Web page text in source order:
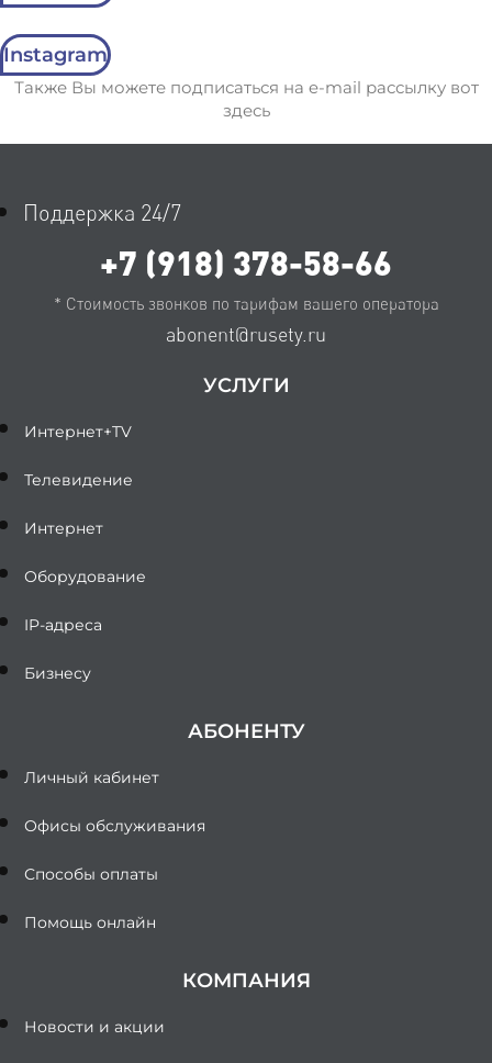
Instagram
Также Вы можете подписаться на e-mail рассылку вот
здесь
Поддержка 24/7
+7 (918) 378-58-66
* Стоимость звонков по тарифам вашего оператора
abonent@rusety.ru
УСЛУГИ
Интернет+TV
Телевидение
Интернет
Оборудование
IP-адреса
Бизнесу
АБОНЕНТУ
Личный кабинет
Офисы обслуживания
Способы оплаты
Помощь онлайн
КОМПАНИЯ
Новости и акции